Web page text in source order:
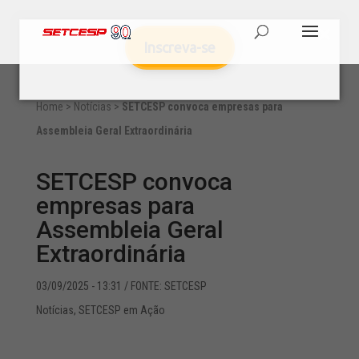
Home > Notícias > SETCESP convoca empresas para
Assembleia Geral Extraordinária
SETCESP convoca
empresas para
Assembleia Geral
Extraordinária
03/09/2025 - 13:31 / FONTE: SETCESP
Notícias, SETCESP em Ação